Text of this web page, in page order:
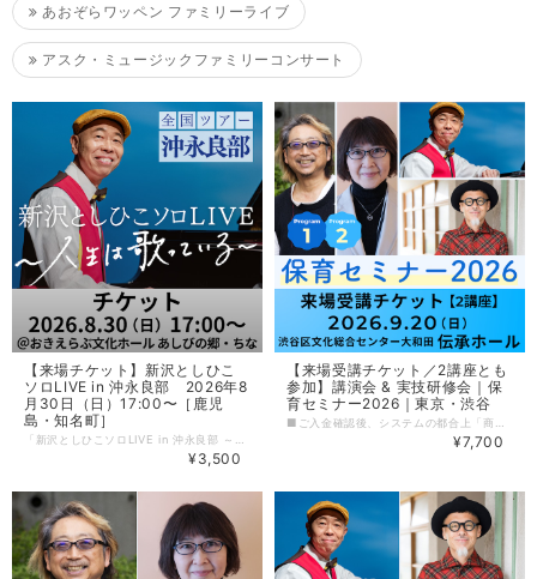
あおぞらワッペン ファミリーライブ
アスク・ミュージックファミリーコンサート
【来場チケット】新沢としひこ
ソロLIVE in 沖永良部 2026年8
月30日（日）17:00〜［鹿児
島・知名町］
¥3,500
【来場受講チケット／2講座とも
参加】講演会 & 実技研修会｜保
育セミナー2026｜東京・渋谷
¥7,700